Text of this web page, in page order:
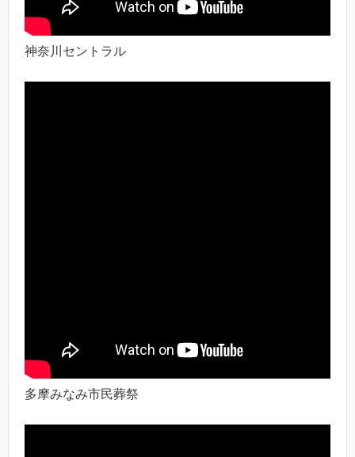
神奈川セントラル
多摩みなみ市民葬祭